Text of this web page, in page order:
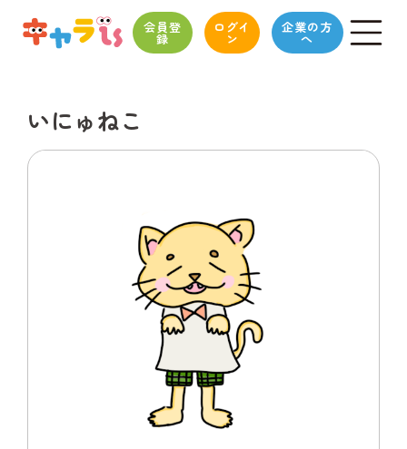
会員登
録
ログイ
ン
企業の方
へ
いにゅねこ